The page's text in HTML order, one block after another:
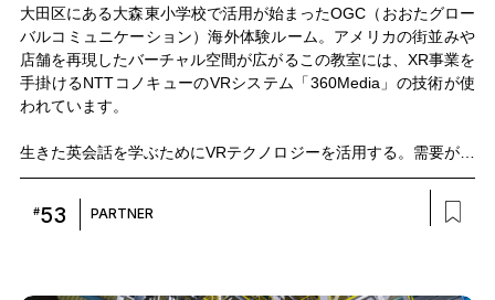
大田区にある大森東小学校で活用が始まったOGC（おおたグロー
バルコミュニケーション）海外体験ルーム。アメリカの街並みや
店舗を再現したバーチャル空間が広がるこの教室には、XR事業を
手掛けるNTTコノキューのVRシステム「360Media」の技術が使
われています。
生きた英会話を学ぶためにVRテクノロジーを活用する。需要が高
まっていくことが見込まれる、先端技術を活用した教育コンテン
ツの新しい在り方について、大田区教育委員会事務局 教育総務部
指導課 指導主事の江袋勇樹氏と、NTTコノキュー マーケティン
#53 PARTNER